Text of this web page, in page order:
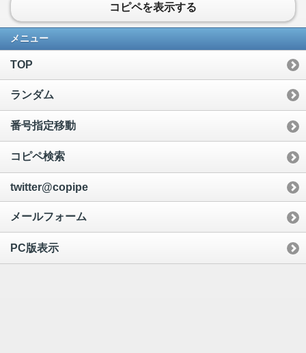
コピペを表示する
メニュー
TOP
ランダム
番号指定移動
コピペ検索
twitter@copipe
メールフォーム
PC版表示